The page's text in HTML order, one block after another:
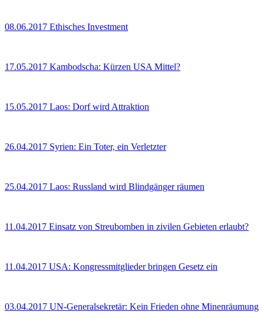
08.06.2017 Ethisches Investment
17.05.2017 Kambodscha: Kürzen USA Mittel?
15.05.2017 Laos: Dorf wird Attraktion
26.04.2017 Syrien: Ein Toter, ein Verletzter
25.04.2017 Laos: Russland wird Blindgänger räumen
11.04.2017 Einsatz von Streubomben in zivilen Gebieten erlaubt?
11.04.2017 USA: Kongressmitglieder bringen Gesetz ein
03.04.2017 UN-Generalsekretär: Kein Frieden ohne Minenräumung